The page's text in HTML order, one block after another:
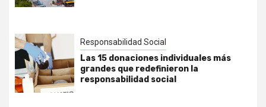
Responsabilidad Social
Las 15 donaciones individuales más
grandes que redefinieron la
responsabilidad social